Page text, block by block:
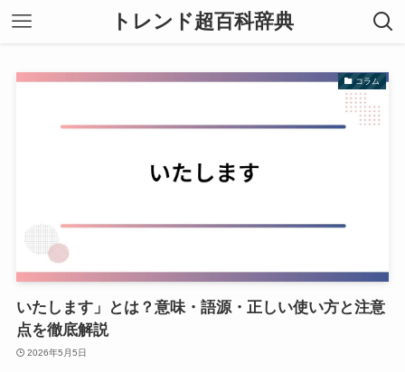
トレンド超百科辞典
コラム
いたします」とは？意味・語源・正しい使い方と注意
点を徹底解説
2026年5月5日